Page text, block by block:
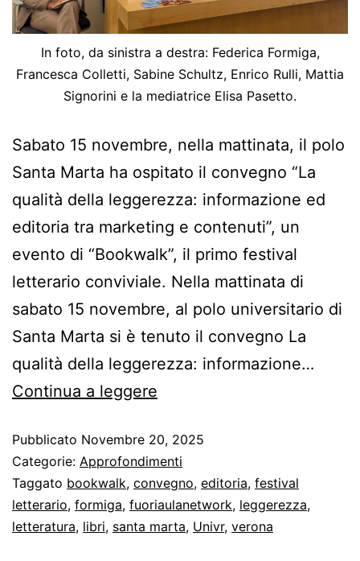
In foto, da sinistra a destra: Federica Formiga,
Francesca Colletti, Sabine Schultz, Enrico Rulli, Mattia
Signorini e la mediatrice Elisa Pasetto.
Sabato 15 novembre, nella mattinata, il polo
Santa Marta ha ospitato il convegno “La
qualità della leggerezza: informazione ed
editoria tra marketing e contenuti”, un
evento di “Bookwalk”, il primo festival
letterario conviviale. Nella mattinata di
sabato 15 novembre, al polo universitario di
Santa Marta si è tenuto il convegno La
qualità della leggerezza: informazione…
Continua a leggere
Pubblicato Novembre 20, 2025
Categorie: Approfondimenti
Taggato bookwalk, convegno, editoria, festival
letterario, formiga, fuoriaulanetwork, leggerezza,
letteratura, libri, santa marta, Univr, verona